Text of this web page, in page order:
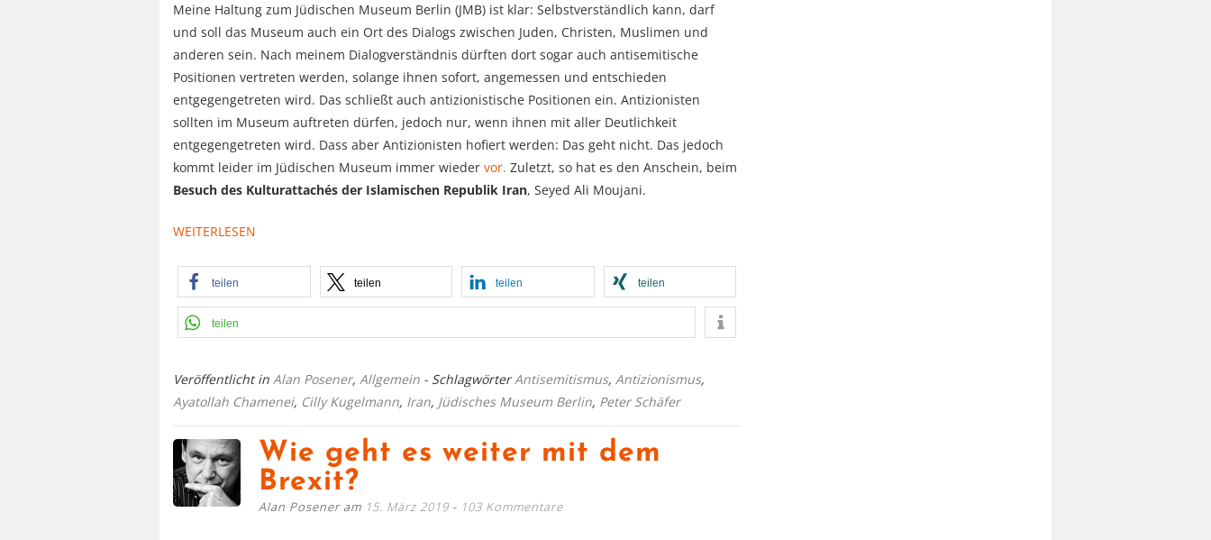
Meine Haltung zum Jüdischen Museum Berlin (JMB) ist klar: Selbstverständlich kann, darf
und soll das Museum auch ein Ort des Dialogs zwischen Juden, Christen, Muslimen und
anderen sein. Nach meinem Dialogverständnis dürften dort sogar auch antisemitische
Positionen vertreten werden, solange ihnen sofort, angemessen und entschieden
entgegengetreten wird. Das schließt auch antizionistische Positionen ein. Antizionisten
sollten im Museum auftreten dürfen, jedoch nur, wenn ihnen mit aller Deutlichkeit
entgegengetreten wird. Dass aber Antizionisten hofiert werden: Das geht nicht. Das jedoch
kommt leider im Jüdischen Museum immer wieder vor. Zuletzt, so hat es den Anschein, beim
Besuch des Kulturattachés der Islamischen Republik Iran, Seyed Ali Moujani.
WEITERLESEN
teilen teilen teilen teilen
teilen
Veröffentlicht in Alan Posener, Allgemein - SchlagwörterAntisemitismus, Antizionismus,
Ayatollah Chamenei, Cilly Kugelmann, Iran, Jüdisches Museum Berlin, Peter Schäfer
Wie geht es weiter mit dem
Brexit?
Alan Posener am 15. März 2019 103 Kommentare